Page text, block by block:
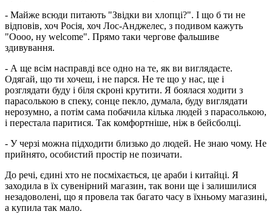
- Майже всюди питають "Звідки ви хлопці?". І що б ти не
відповів, хоч Росія, хоч Лос-Анджелес, з подивом кажуть
"Оооо, ну welcome". Прямо таки чергове фальшиве
здивування.
- А ще всім насправді все одно на те, як ви виглядаєте.
Одягай, що ти хочеш, і не парся. Не те що у нас, ще і
розглядати буду і біля скроні крутити. Я боялася ходити з
парасолькою в спеку, сонце пекло, думала, буду виглядати
нерозумно, а потім сама побачила кілька людей з парасолькою,
і перестала паритися. Так комфортніше, ніж в бейсболці.
- У черзі можна підходити близько до людей. Не знаю чому. Не
прийнято, особистий простір не позичати.
До речі, єдині хто не посміхається, це араби і китайці. Я
заходила в їх сувенірний магазин, так вони ще і залишилися
незадоволені, що я провела так багато часу в їхньому магазині,
а купила так мало.